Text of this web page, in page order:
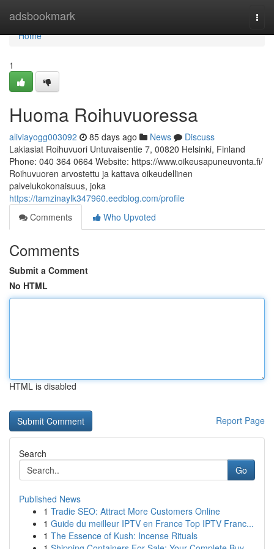
adsbookmark
Home
Home
1
Huoma Roihuvuoressa
aliviayogg003092 85 days ago News
Discuss
Lakiasiat Roihuvuori Untuvaisentie 7, 00820 Helsinki, Finland
Phone: 040 364 0664 Website: https://www.oikeusapuneuvonta.fi/
Roihuvuoren arvostettu ja kattava oikeudellinen
palvelukokonaisuus, joka
https://tamzinaylk347960.eedblog.com/profile
Comments
Who Upvoted
Comments
Submit a Comment
No HTML
HTML is disabled
Report Page
Search
Go
Published News
1 Tradie SEO: Attract More Customers Online
1 Guide du meilleur IPTV en France Top IPTV Franc...
1 The Essence of Kush: Incense Rituals